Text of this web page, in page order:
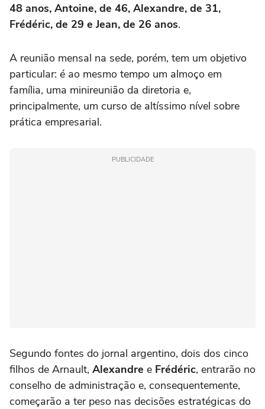
48 anos, Antoine, de 46, Alexandre, de 31,
Frédéric, de 29 e Jean, de 26 anos.
A reunião mensal na sede, porém, tem um objetivo
particular: é ao mesmo tempo um almoço em
família, uma minireunião da diretoria e,
principalmente, um curso de altíssimo nível sobre
prática empresarial.
PUBLICIDADE
Segundo fontes do jornal argentino, dois dos cinco
filhos de Arnault, Alexandre e Frédéric, entrarão no
conselho de administração e, consequentemente,
começarão a ter peso nas decisões estratégicas do